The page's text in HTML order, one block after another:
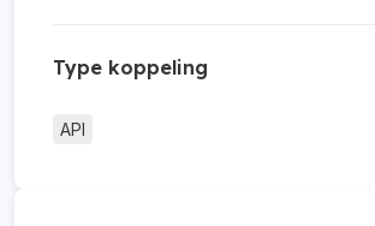
Type koppeling
API